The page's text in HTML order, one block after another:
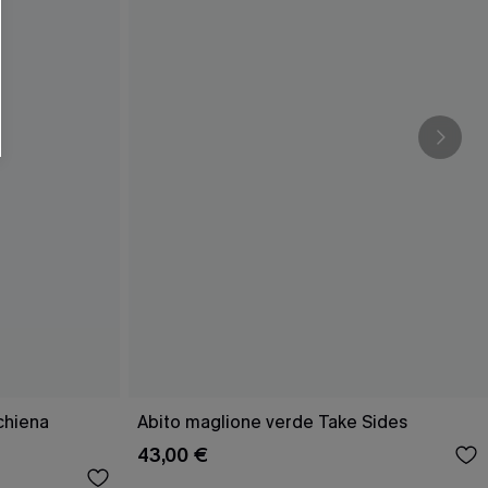
Abito maglione verde Take Sides
43,00 €
i nostri
valutare il livello di coinvolgimento,